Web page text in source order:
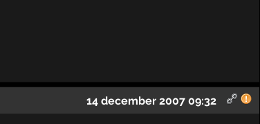
14 december 2007 09:32